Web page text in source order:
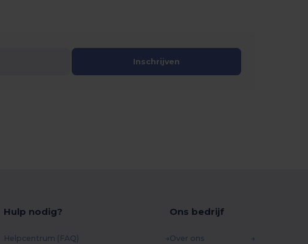
Inschrijven
Hulp nodig?
Helpcentrum (FAQ)
Ons bedrijf
Over ons